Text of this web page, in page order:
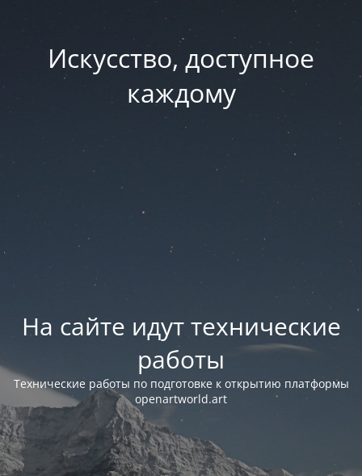
Искусство, доступное
каждому
На сайте идут технические
работы
Технические работы по подготовке к открытию платформы
openartworld.art